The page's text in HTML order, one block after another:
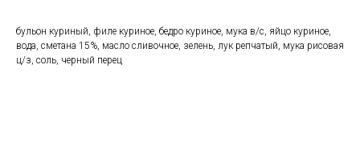
бульон куриный, филе куриное, бедро куриное, мука в/c, яйцо куриное,
вода, сметана 15%, масло сливочное, зелень, лук репчатый, мука рисовая
ц/з, соль, черный перец